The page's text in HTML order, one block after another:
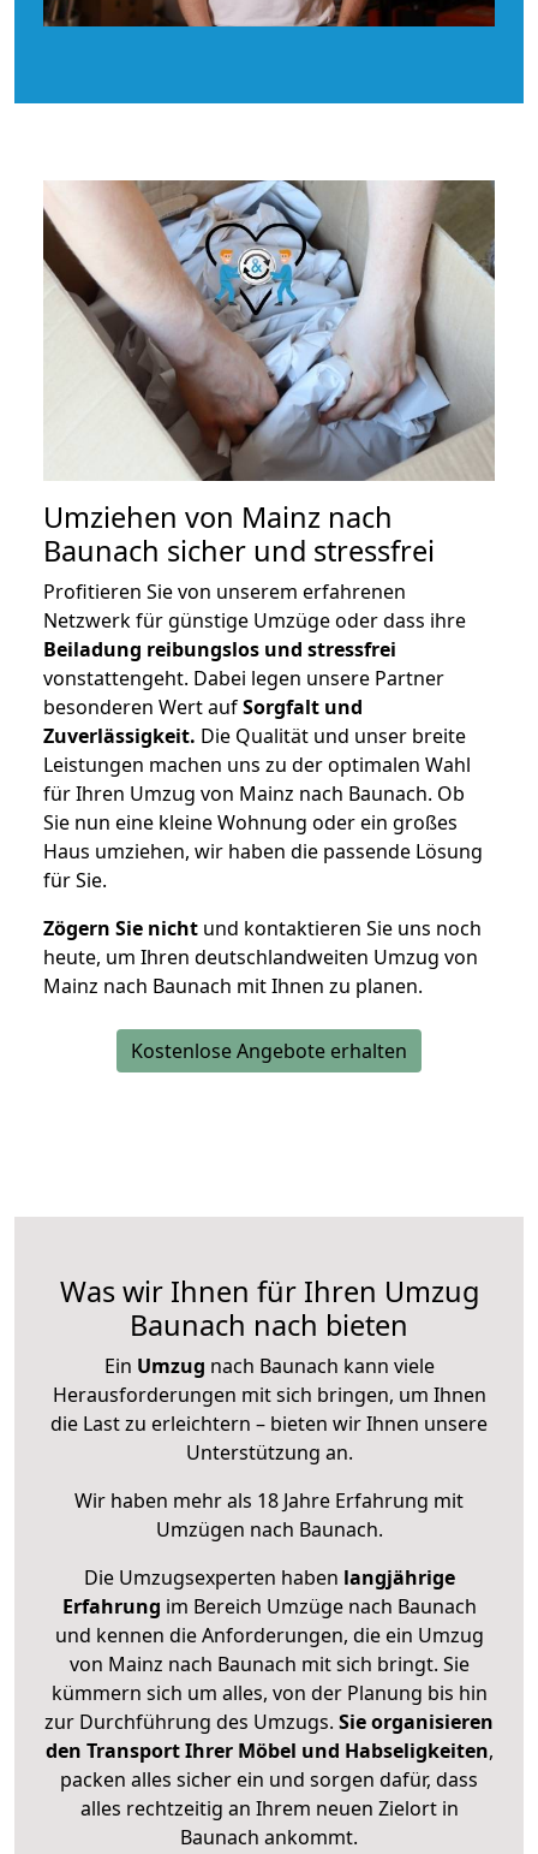
Umziehen von Mainz nach
Baunach sicher und stressfrei
Profitieren Sie von unserem erfahrenen
Netzwerk für günstige Umzüge oder dass ihre
Beiladung reibungslos und stressfrei
vonstattengeht. Dabei legen unsere Partner
besonderen Wert aufSorgfalt und
Zuverlässigkeit. Die Qualität und unser breite
Leistungen machen uns zu der optimalen Wahl
für Ihren Umzug von Mainz nach Baunach. Ob
Sie nun eine kleine Wohnung oder ein großes
Haus umziehen, wir haben die passende Lösung
für Sie.
Zögern Sie nicht und kontaktieren Sie uns noch
heute, um Ihren deutschlandweiten Umzug von
Mainz nach Baunach mit Ihnen zu planen.
Kostenlose Angebote erhalten
Was wir Ihnen für Ihren Umzug
Baunach nach bieten
Ein Umzug nach Baunach kann viele
Herausforderungen mit sich bringen, um Ihnen
die Last zu erleichtern – bieten wir Ihnen unsere
Unterstützung an.
Wir haben mehr als 18 Jahre Erfahrung mit
Umzügen nach Baunach.
Die Umzugsexperten haben langjährige
Erfahrung im Bereich Umzüge nach Baunach
und kennen die Anforderungen, die ein Umzug
von Mainz nach Baunach mit sich bringt. Sie
kümmern sich um alles, von der Planung bis hin
zur Durchführung des Umzugs. Sie organisieren
den Transport Ihrer Möbel und Habseligkeiten,
packen alles sicher ein und sorgen dafür, dass
alles rechtzeitig an Ihrem neuen Zielort in
Baunach ankommt.